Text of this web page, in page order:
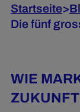
Startseite>
Die fünf
WIE